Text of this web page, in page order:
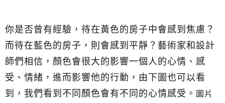
你是否曾有經驗，待在黃色的房子中會感到焦慮？
而待在藍色的房子，則會感到平靜？藝術家和設計
師們相信，顏色會很大的影響一個人的心情、感
受、情緒，進而影響他的行動，由下圖也可以看
到，我們看到不同顏色會有不同的心情感受。 圖片